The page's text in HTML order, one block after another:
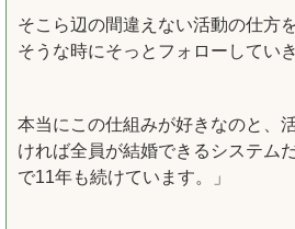
そこら辺の間違えない活動の仕方
そうな時にそっとフォローしていき
本当にこの仕組みが好きなのと、
ければ全員が結婚できるシステム
で11年も続けています。」